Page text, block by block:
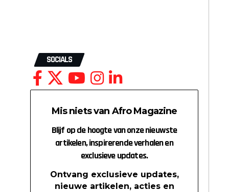
SOCIALS
Mis niets van Afro Magazine
Blijf op de hoogte van onze nieuwste
artikelen, inspirerende verhalen en
exclusieve updates.
Ontvang exclusieve updates,
nieuwe artikelen, acties en